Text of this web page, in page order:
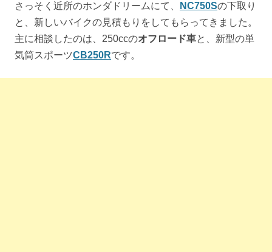
さっそく近所のホンダドリームにて、 NC750Sの下取り
と、新しいバイクの見積もりをしてもらってきました。
主に相談したのは、250ccのオフロード車と、新型の単
気筒スポーツCB250Rです。